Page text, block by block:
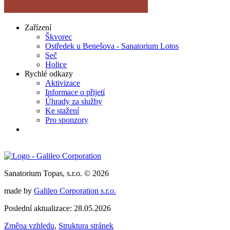
Zařízení
Škvorec
Ostředek u Benešova - Sanatorium Lotos
Seč
Holice
Rychlé odkazy
Aktivizace
Informace o přijetí
Úhrady za služby
Ke stažení
Pro sponzory
Sanatorium Topas, s.r.o. © 2026
made by Galileo Corporation s.r.o.
Poslední aktualizace: 28.05.2026
Změna vzhledu, Struktura stránek